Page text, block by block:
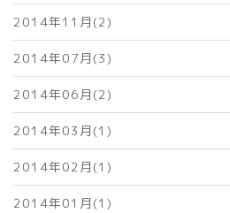
2014年11月(2)
2014年07月(3)
2014年06月(2)
2014年03月(1)
2014年02月(1)
2014年01月(1)